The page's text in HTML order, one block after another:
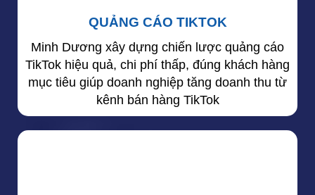
QUẢNG CÁO TIKTOK
Minh Dương xây dựng chiến lược quảng cáo
TikTok hiệu quả, chi phí thấp, đúng khách hàng
mục tiêu giúp doanh nghiệp tăng doanh thu từ
kênh bán hàng TikTok